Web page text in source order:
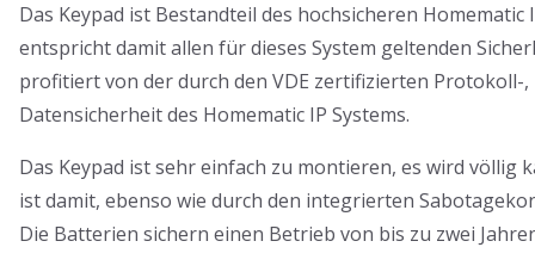
Das Keypad ist Bestandteil des hochsicheren Homematic
entspricht damit allen für dieses System geltenden
profitiert von der durch den VDE zertifizierten Protokoll-,
Datensicherheit des Homematic IP Systems.
Das Keypad ist sehr einfach zu montieren, es wird völlig
ist damit, ebenso wie durch den integrierten
Die Batterien sichern einen Betrieb von bis zu zwei